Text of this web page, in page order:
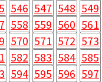
546 547 548 549
558 559 560 561
570 571 572 573
582 583 584 585
594 595 596 597